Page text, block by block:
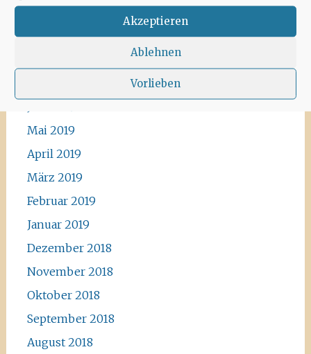
Akzeptieren
Ablehnen
Vorlieben
September 2019
Mai 2019
April 2019
März 2019
Februar 2019
Januar 2019
Dezember 2018
November 2018
Oktober 2018
September 2018
August 2018